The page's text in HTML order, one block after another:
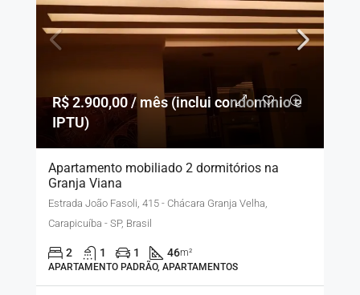
R$ 2.900,00 / mês (inclui condomínio e
IPTU)
Apartamento mobiliado 2 dormitórios na
Granja Viana
Estrada João Fasoli, 415 - Chácara Granja Velha,
Carapicuíba - SP, Brasil
2 1 1 46m²
APARTAMENTO PADRÃO, APARTAMENTOS